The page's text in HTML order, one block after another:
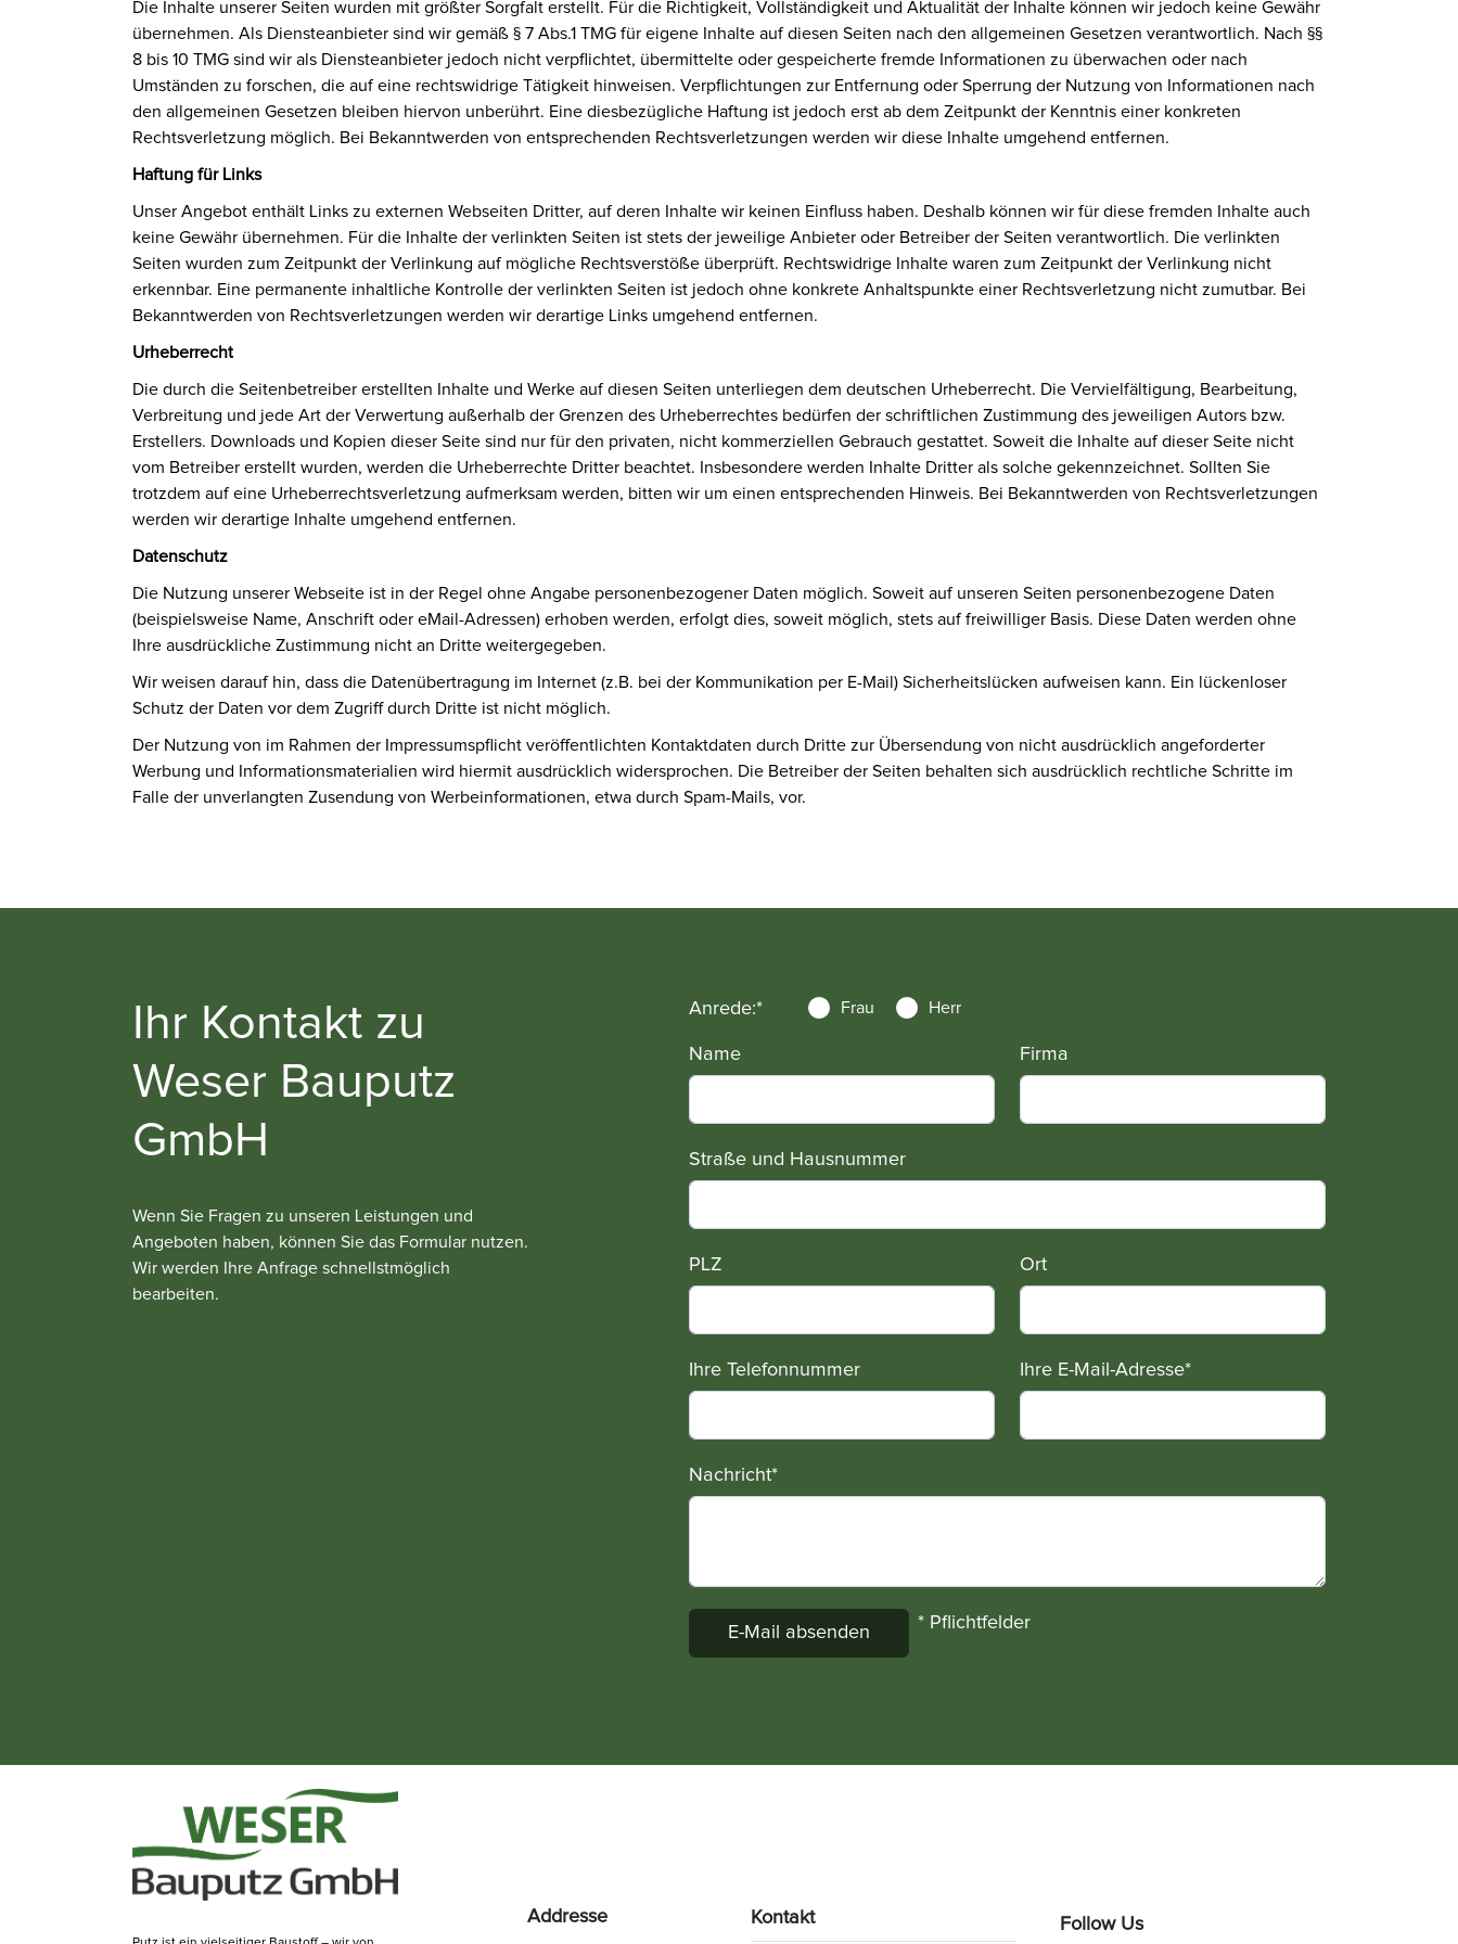
Die Inhalte unserer Seiten wurden mit größter Sorgfalt erstellt. Für die Richtigkeit, Vollständigkeit und Aktualität der Inhalte können wir jedoch keine Gewähr
übernehmen. Als Diensteanbieter sind wir gemäß § 7 Abs.1 TMG für eigene Inhalte auf diesen Seiten nach den allgemeinen Gesetzen verantwortlich. Nach §§
8 bis 10 TMG sind wir als Diensteanbieter jedoch nicht verpflichtet, übermittelte oder gespeicherte fremde Informationen zu überwachen oder nach
Umständen zu forschen, die auf eine rechtswidrige Tätigkeit hinweisen. Verpflichtungen zur Entfernung oder Sperrung der Nutzung von Informationen nach
den allgemeinen Gesetzen bleiben hiervon unberührt. Eine diesbezügliche Haftung ist jedoch erst ab dem Zeitpunkt der Kenntnis einer konkreten
Rechtsverletzung möglich. Bei Bekanntwerden von entsprechenden Rechtsverletzungen werden wir diese Inhalte umgehend entfernen.
Haftung für Links
Unser Angebot enthält Links zu externen Webseiten Dritter, auf deren Inhalte wir keinen Einfluss haben. Deshalb können wir für diese fremden Inhalte auch
keine Gewähr übernehmen. Für die Inhalte der verlinkten Seiten ist stets der jeweilige Anbieter oder Betreiber der Seiten verantwortlich. Die verlinkten
Seiten wurden zum Zeitpunkt der Verlinkung auf mögliche Rechtsverstöße überprüft. Rechtswidrige Inhalte waren zum Zeitpunkt der Verlinkung nicht
erkennbar. Eine permanente inhaltliche Kontrolle der verlinkten Seiten ist jedoch ohne konkrete Anhaltspunkte einer Rechtsverletzung nicht zumutbar. Bei
Bekanntwerden von Rechtsverletzungen werden wir derartige Links umgehend entfernen.
Urheberrecht
Die durch die Seitenbetreiber erstellten Inhalte und Werke auf diesen Seiten unterliegen dem deutschen Urheberrecht. Die Vervielfältigung, Bearbeitung,
Verbreitung und jede Art der Verwertung außerhalb der Grenzen des Urheberrechtes bedürfen der schriftlichen Zustimmung des jeweiligen Autors bzw.
Erstellers. Downloads und Kopien dieser Seite sind nur für den privaten, nicht kommerziellen Gebrauch gestattet. Soweit die Inhalte auf dieser Seite nicht
vom Betreiber erstellt wurden, werden die Urheberrechte Dritter beachtet. Insbesondere werden Inhalte Dritter als solche gekennzeichnet. Sollten Sie
trotzdem auf eine Urheberrechtsverletzung aufmerksam werden, bitten wir um einen entsprechenden Hinweis. Bei Bekanntwerden von Rechtsverletzungen
werden wir derartige Inhalte umgehend entfernen.
Datenschutz
Die Nutzung unserer Webseite ist in der Regel ohne Angabe personenbezogener Daten möglich. Soweit auf unseren Seiten personenbezogene Daten
(beispielsweise Name, Anschrift oder eMail-Adressen) erhoben werden, erfolgt dies, soweit möglich, stets auf freiwilliger Basis. Diese Daten werden ohne
Ihre ausdrückliche Zustimmung nicht an Dritte weitergegeben.
Wir weisen darauf hin, dass die Datenübertragung im Internet (z.B. bei der Kommunikation per E-Mail) Sicherheitslücken aufweisen kann. Ein lückenloser
Schutz der Daten vor dem Zugriff durch Dritte ist nicht möglich.
Der Nutzung von im Rahmen der Impressumspflicht veröffentlichten Kontaktdaten durch Dritte zur Übersendung von nicht ausdrücklich angeforderter
Werbung und Informationsmaterialien wird hiermit ausdrücklich widersprochen. Die Betreiber der Seiten behalten sich ausdrücklich rechtliche Schritte im
Falle der unverlangten Zusendung von Werbeinformationen, etwa durch Spam-Mails, vor.
Ihr Kontakt zu
Weser Bauputz
GmbH
Wenn Sie Fragen zu unseren Leistungen und
Angeboten haben, können Sie das Formular nutzen.
Wir werden Ihre Anfrage schnellstmöglich
bearbeiten.
Anrede:* Frau Herr
Name Firma
Straße und Hausnummer
PLZ Ort
Ihre Telefonnummer Ihre E-Mail-Adresse*
Nachricht*
* Pflichtfelder
Addresse Kontakt Follow Us